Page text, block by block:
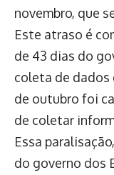
novembro, que
Este atraso é
de 43 dias do
coleta de dados
de outubro foi
de coletar
Essa
do governo dos